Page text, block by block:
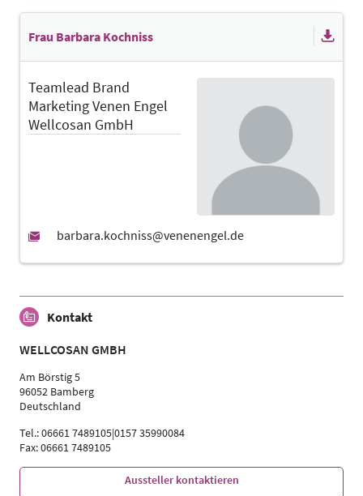
Frau Barbara Kochniss
Teamlead Brand
Marketing Venen Engel
Wellcosan GmbH
Kontakt
WELLCOSAN GMBH
Am Börstig 5
96052 Bamberg
Deutschland
Tel.: 06661 7489105|0157 35990084
Fax: 06661 7489105
Aussteller kontaktieren